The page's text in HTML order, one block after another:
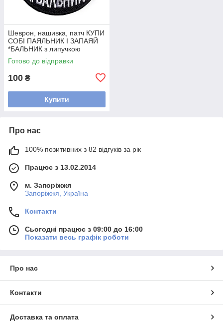
Шеврон, нашивка, патч КУПИ
СОБІ ПАЯЛЬНИК І ЗАПАЯЙ
*БАЛЬНИК з липучкою
Готово до відправки
100 ₴
Купити
Про нас
100% позитивних з 82 відгуків за рік
Працює з 13.02.2014
м. Запоріжжя
Запоріжжя, Україна
Контакти
Сьогодні працює з 09:00 до 16:00
Показати весь графік роботи
Про нас
Контакти
Доставка та оплата